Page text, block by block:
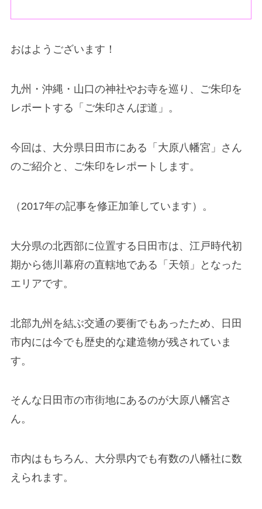
おはようございます！
九州・沖縄・山口の神社やお寺を巡り、ご朱印を
レポートする「ご朱印さんぽ道」。
今回は、大分県日田市にある「大原八幡宮」さん
のご紹介と、ご朱印をレポートします。
（2017年の記事を修正加筆しています）。
大分県の北西部に位置する日田市は、江戸時代初
期から徳川幕府の直轄地である「天領」となった
エリアです。
北部九州を結ぶ交通の要衝でもあったため、日田
市内には今でも歴史的な建造物が残されていま
す。
そんな日田市の市街地にあるのが大原八幡宮さ
ん。
市内はもちろん、大分県内でも有数の八幡社に数
えられます。